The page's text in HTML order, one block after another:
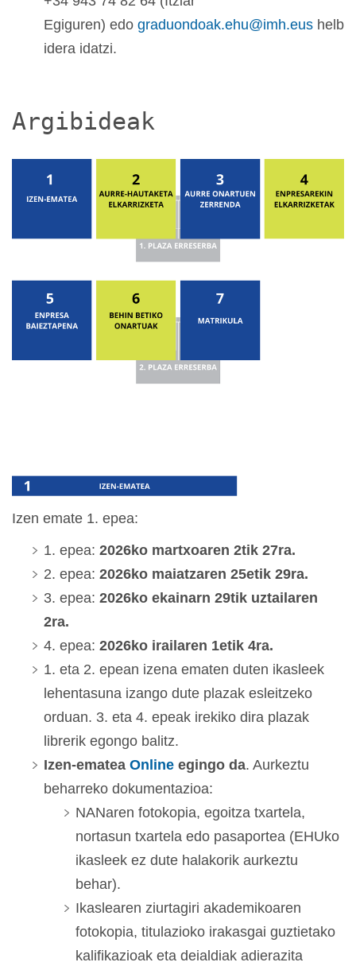
Egiguren) edo graduondoak.ehu@imh.eus helb
idera idatzi.
Argibideak
Izen emate 1. epea:
1. epea: 2026ko martxoaren 2tik 27ra.
2. epea: 2026ko maiatzaren 25etik 29ra.
3. epea: 2026ko ekainarn 29tik uztailaren
2ra.
4. epea: 2026ko irailaren 1etik 4ra.
1. eta 2. epean izena ematen duten ikasleek
lehentasuna izango dute plazak esleitzeko
orduan. 3. eta 4. epeak irekiko dira plazak
librerik egongo balitz.
Izen-ematea Online egingo da. Aurkeztu
beharreko dokumentazioa:
NANaren fotokopia, egoitza txartela,
nortasun txartela edo pasaportea (EHUko
ikasleek ez dute halakorik aurkeztu
behar).
Ikaslearen ziurtagiri akademikoaren
fotokopia, titulazioko irakasgai guztietako
kalifikazioak eta deialdiak adierazita